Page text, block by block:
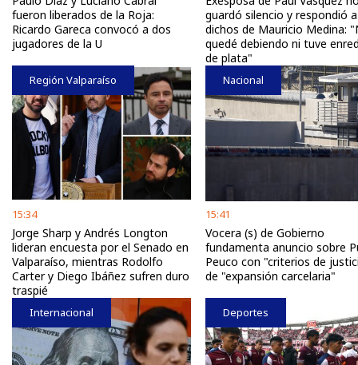
fueron liberados de la Roja:
Ricardo Gareca convocó a dos
jugadores de la U
guardó silencio y respondió a
dichos de Mauricio Medina:
quedé debiendo ni tuve
de plata"
Región Valparaíso
15:34
Jorge Sharp y Andrés Longton
lideran encuesta por el Senado en
Valparaíso, mientras Rodolfo
Carter y Diego Ibáñez sufren duro
traspié
Nacional
15:41
Vocera (s) de Gobierno
fundamenta anuncio sobre
Peuco con "criterios de
de "expansión carcelaria"
Internacional Deportes